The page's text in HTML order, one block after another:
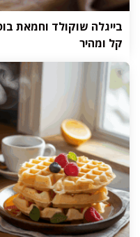
בייגלה שוקולד וחמאת
קל ומהיר